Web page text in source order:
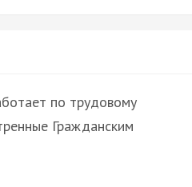
по трудовому
Гражданским